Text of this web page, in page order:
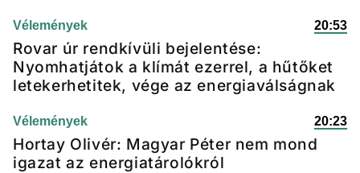
Vélemények 20:53
Rovar úr rendkívüli bejelentése:
Nyomhatjátok a klímát ezerrel, a hűtőket
letekerhetitek, vége az energiaválságnak
Vélemények 20:23
Hortay Olivér: Magyar Péter nem mond
igazat az energiatárolókról